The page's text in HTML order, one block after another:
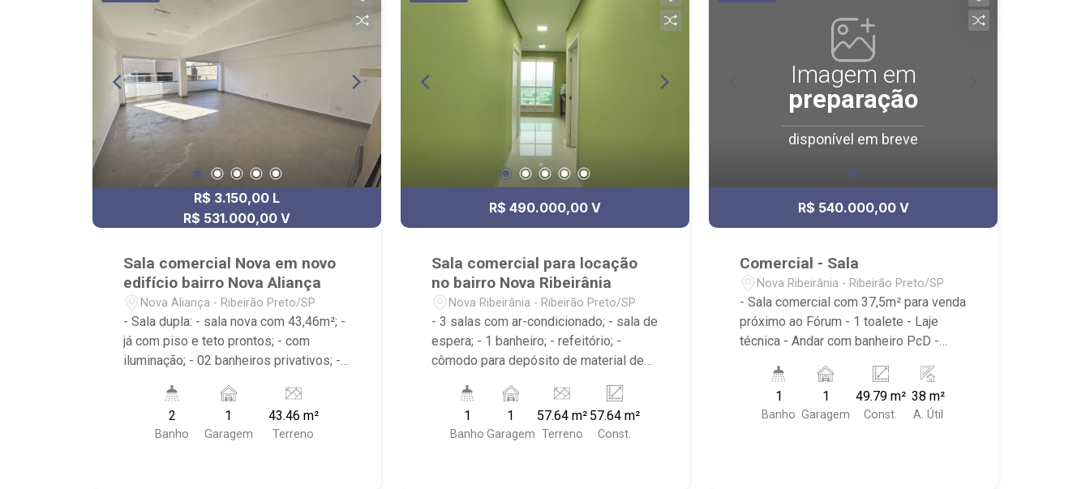
R$ 3.150,00 L
R$ 531.000,00 V
Sala comercial Nova em novo
edifício bairro Nova Aliança
Nova Aliança - Ribeirão Preto/SP
- Sala dupla: - sala nova com 43,46m²; -
já com piso e teto prontos; - com
iluminação; - 02 banheiros privativos; -
com elevador, portaria e vallet. - rua
paralelo a avenida Braz Olaia Acosta. -
atrás da nova loja Divai (saída do
2
Banho
1
Garagem
43.46 m²
Terreno
R$ 490.000,00 V
Sala comercial para locação
no bairro Nova Ribeirânia
Nova Ribeirânia - Ribeirão Preto/SP
- 3 salas com ar-condicionado; - sala de
espera; - 1 banheiro; - refeitório; -
cômodo para depósito de material de
coberta; - próximo ao Barbados Praia
Bar, Thor Volvo, Ortovel Ford
1
Banho
1
Garagem
57.64 m²
Terreno
57.64 m²
Const.
Imagem em
preparação
disponível em breve
R$ 540.000,00 V
Comercial - Sala
Nova Ribeirânia - Ribeirão Preto/SP
- Sala comercial com 37,5m² para venda
próximo ao Fórum - 1 toalete - Laje
técnica - Andar com banheiro PcD -
- Condomínio com 2 Salas de reuniões
- Espaço para Coffee Break - Conjunto
com Sala de Treinamento - Próximo
1
Banho
1
Garagem
49.79 m²
Const.
38 m²
A. Útil